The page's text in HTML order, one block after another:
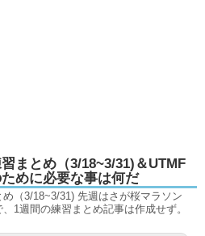
まとめ（3/18~3/31)＆UTMF
めに必要な事は何だ
（3/18~3/31) 先週はさが桜マラソン
1週間の練習まとめ記事は作成せず。